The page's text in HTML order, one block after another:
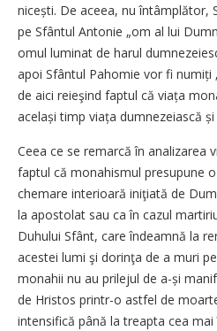
nicești. De aceea, nu întâmplător,
pe Sfântul Antonie „om al lui
omul luminat de harul
apoi Sfântul Pahomie vor fi numiți
de aici reieşind faptul că viața
același timp viața dumnezeiască
Ceea ce se remarcă în analizarea
faptul că monahismul presupune
chemare interioară iniţiată de
la apostolat sau ca în cazul
Duhului Sfânt, care îndeamnă la
acestei lumi şi dorinţa de a muri
monahii nu au prilejul de a-și
de Hristos printr-o astfel de
intensifică până la treapta cea